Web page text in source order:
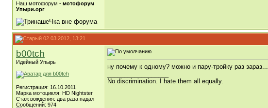
Наш мотофорум - мотофорум
Упыри.орг
02.03.2012, 13:21
b00tch
Идейный Упырь
Регистрация: 16.10.2011
Марка мотоцикля: HD Nightster
Стаж вождения: два раза падал
Сообщений: 974
ну почему к одному? можно и пару-тройку раз зараз...
No discrimination. I hate them all equally.